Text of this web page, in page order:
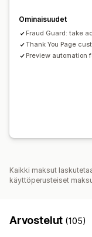
Ominaisuudet
Fraud Guard: take
Thank You Page
Preview automation
Kaikki maksut
käyttöperusteiset
Arvostelut (105)